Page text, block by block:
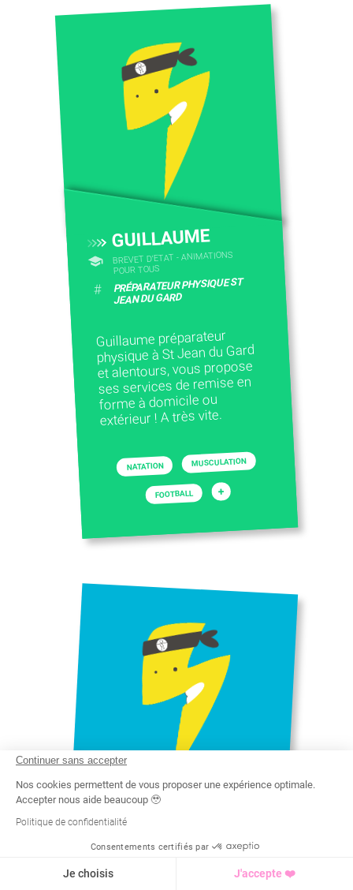
CONTACTEZ-NOUS
GUILLAUME
BREVET D'ETAT - ANIMATIONS
POUR TOUS
# PRÉPARATEUR PHYSIQUE ST
JEAN DU GARD
Guillaume préparateur
physique à St Jean du Gard
et alentours, vous propose
ses services de remise en
forme à domicile ou
extérieur ! A très vite.
NATATION MUSCULATION
FOOTBALL +
ABDELHAKIM
POPULAIRE ET SPORTIVE
# SPORT À LA MAISON À ALÈS
Continuer sans accepter
Nos cookies permettent de vous proposer une expérience optimale.
Accepter nous aide beaucoup 🥹
Politique de confidentialité
Consentements certifiés par
Je choisis J'accepte ❤️